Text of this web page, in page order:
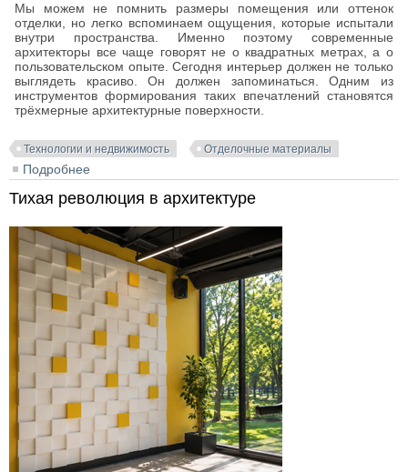
Мы можем не помнить размеры помещения или оттенок
отделки, но легко вспоминаем ощущения, которые испытали
внутри пространства. Именно поэтому современные
архитекторы все чаще говорят не о квадратных метрах, а о
пользовательском опыте. Сегодня интерьер должен не только
выглядеть красиво. Он должен запоминаться. Одним из
инструментов формирования таких впечатлений становятся
трёхмерные архитектурные поверхности.
Технологии и недвижимость Отделочные материалы
Подробнее
Тихая революция в архитектуре